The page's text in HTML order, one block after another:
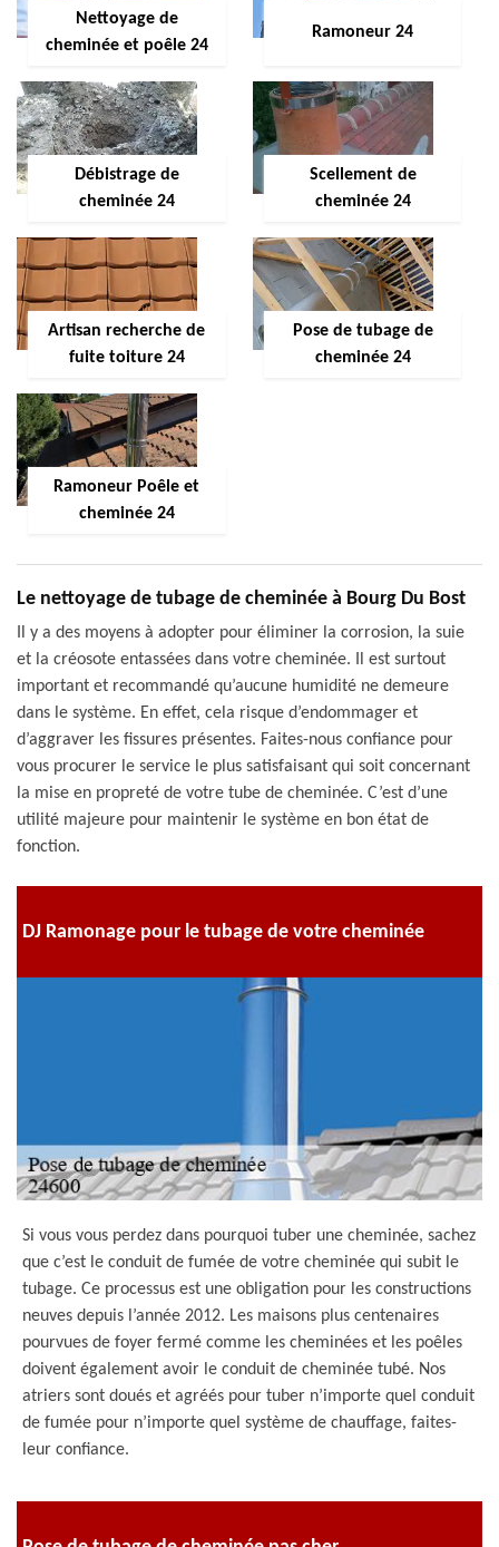
Nettoyage de
cheminée et poêle 24
Ramoneur 24
Débistrage de
cheminée 24
Scellement de
cheminée 24
Artisan recherche de
fuite toiture 24
Pose de tubage de
cheminée 24
Ramoneur Poêle et
cheminée 24
Le nettoyage de tubage de cheminée à Bourg Du Bost
Il y a des moyens à adopter pour éliminer la corrosion, la suie
et la créosote entassées dans votre cheminée. Il est surtout
important et recommandé qu’aucune humidité ne demeure
dans le système. En effet, cela risque d’endommager et
d’aggraver les fissures présentes. Faites-nous confiance pour
vous procurer le service le plus satisfaisant qui soit concernant
la mise en propreté de votre tube de cheminée. C’est d’une
utilité majeure pour maintenir le système en bon état de
fonction.
DJ Ramonage pour le tubage de votre cheminée
Si vous vous perdez dans pourquoi tuber une cheminée, sachez
que c’est le conduit de fumée de votre cheminée qui subit le
tubage. Ce processus est une obligation pour les constructions
neuves depuis l’année 2012. Les maisons plus centenaires
pourvues de foyer fermé comme les cheminées et les poêles
doivent également avoir le conduit de cheminée tubé. Nos
atriers sont doués et agréés pour tuber n’importe quel conduit
de fumée pour n’importe quel système de chauffage, faites-
leur confiance.